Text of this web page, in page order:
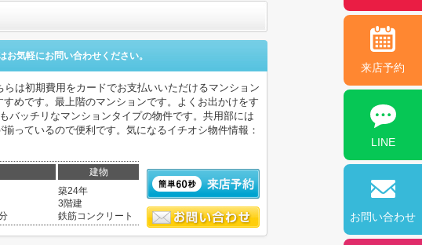
お気軽にお問い合わせください。
は初期費用をカードでお支払いいただけるマンション
めです。最上階のマンションです。よくお出かけをす
バッチリなマンションタイプの物件です。共用部には
っているので便利です。気になるイチオシ物件情報：
建物
築24年
3階建
鉄筋コンクリート
来店予約
LINE
お問い合わせ